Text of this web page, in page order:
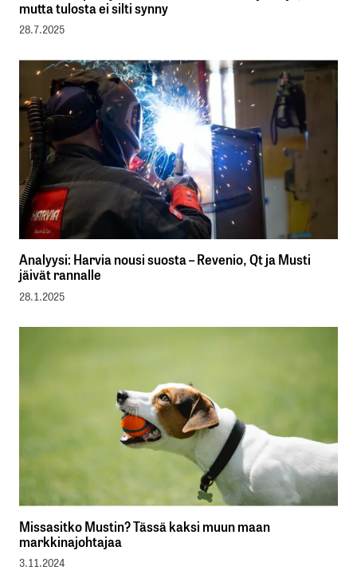
mutta tulosta ei silti synny
28.7.2025
Analyysi: Harvia nousi suosta – Revenio, Qt ja Musti
jäivät rannalle
28.1.2025
Missasitko Mustin? Tässä kaksi muun maan
markkinajohtajaa
3.11.2024